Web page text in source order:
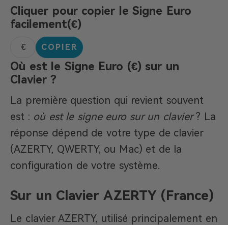
Cliquer pour copier le Signe Euro
facilement(€)
COPIER
Où est le Signe Euro (€) sur un
Clavier ?
La première question qui revient souvent
est : où est le signe euro sur un clavier? La
réponse dépend de votre type de clavier
(AZERTY, QWERTY, ou Mac) et de la
configuration de votre système.
Sur un Clavier AZERTY (France)
Le clavier AZERTY, utilisé principalement en